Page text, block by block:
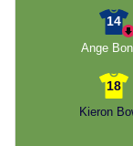
14
Ange
18
Kieron